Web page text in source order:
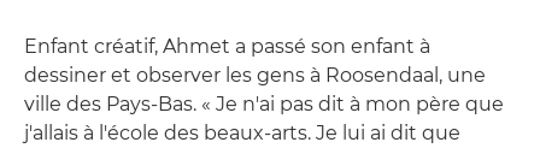
Enfant créatif, Ahmet a passé son enfant à
dessiner et observer les gens à Roosendaal, une
ville des Pays-Bas. « Je n'ai pas dit à mon père que
j'allais à l'école des beaux-arts. Je lui ai dit que